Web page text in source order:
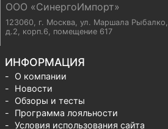
ООО «СинергоИмпорт»
123060, г. Москва, ул. Маршала Рыбалко,
д.2, корп.6, помещение 617
ИНФОРМАЦИЯ
О компании
Новости
Обзоры и тесты
Программа лояльности
Условия использования сайта